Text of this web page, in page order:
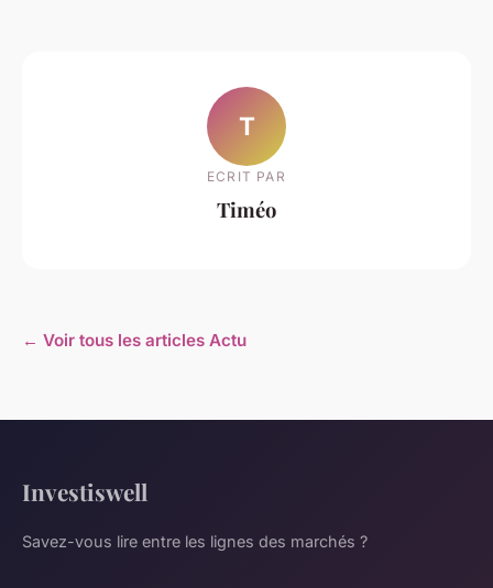
T
ECRIT PAR
Timéo
← Voir tous les articles Actu
Investiswell
Savez-vous lire entre les lignes des marchés ?